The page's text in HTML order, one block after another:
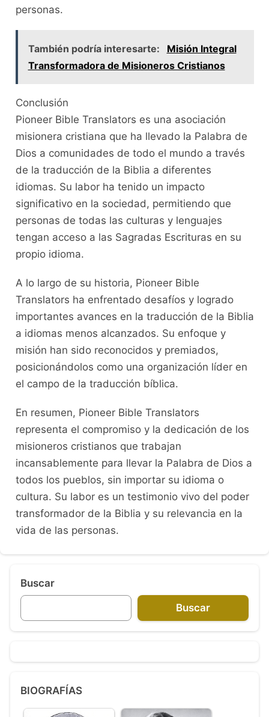
personas.
También podría interesarte:
Misión Integral
Transformadora de Misioneros Cristianos
Conclusión
Pioneer Bible Translators es una asociación
misionera cristiana que ha llevado la Palabra de
Dios a comunidades de todo el mundo a través
de la traducción de la Biblia a diferentes
idiomas. Su labor ha tenido un impacto
significativo en la sociedad, permitiendo que
personas de todas las culturas y lenguajes
tengan acceso a las Sagradas Escrituras en su
propio idioma.
A lo largo de su historia, Pioneer Bible
Translators ha enfrentado desafíos y logrado
importantes avances en la traducción de la Biblia
a idiomas menos alcanzados. Su enfoque y
misión han sido reconocidos y premiados,
posicionándolos como una organización líder en
el campo de la traducción bíblica.
En resumen, Pioneer Bible Translators
representa el compromiso y la dedicación de los
misioneros cristianos que trabajan
incansablemente para llevar la Palabra de Dios a
todos los pueblos, sin importar su idioma o
cultura. Su labor es un testimonio vivo del poder
transformador de la Biblia y su relevancia en la
vida de las personas.
Buscar
Buscar
BIOGRAFÍAS